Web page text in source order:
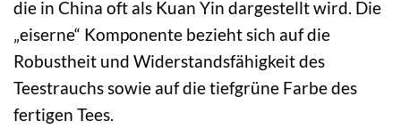
die in China oft als Kuan Yin dargestellt wird. Die
„eiserne“ Komponente bezieht sich auf die
Robustheit und Widerstandsfähigkeit des
Teestrauchs sowie auf die tiefgrüne Farbe des
fertigen Tees.